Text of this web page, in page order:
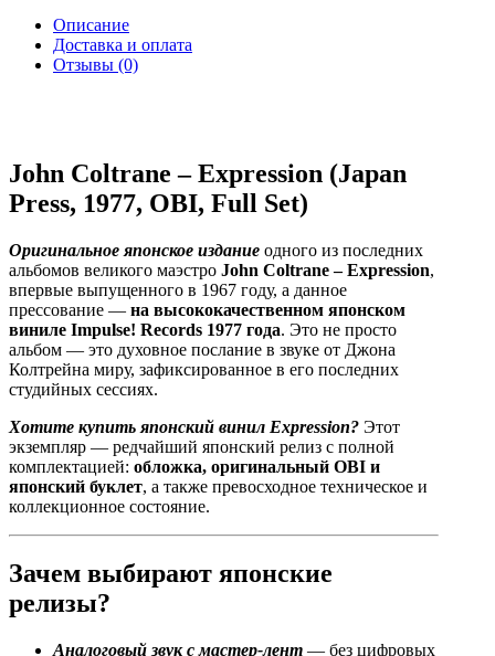
Описание
Доставка и оплата
Отзывы (0)
John Coltrane – Expression (Japan
Press, 1977, OBI, Full Set)
Оригинальное японское издание одного из последних
альбомов великого маэстро John Coltrane – Expression,
впервые выпущенного в 1967 году, а данное
прессование — на высококачественном японском
виниле Impulse! Records 1977 года. Это не просто
альбом — это духовное послание в звуке от Джона
Колтрейна миру, зафиксированное в его последних
студийных сессиях.
Хотите купить японский винил Expression? Этот
экземпляр — редчайший японский релиз с полной
комплектацией: обложка, оригинальный OBI и
японский буклет, а также превосходное техническое и
коллекционное состояние.
Зачем выбирают японские
релизы?
Аналоговый звук с мастер-лент — без цифровых